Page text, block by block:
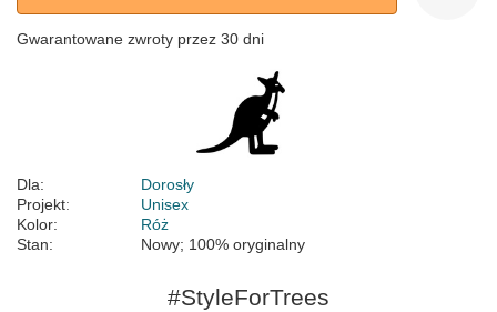
Gwarantowane zwroty przez 30 dni
Dla:
Dorosły
Projekt:
Unisex
Kolor:
Róż
Stan:
Nowy; 100% oryginalny
#StyleForTrees